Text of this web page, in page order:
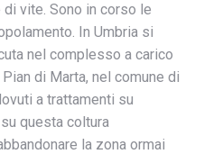
vite. Sono in corso le
In Umbria si
nel complesso a carico
di Marta, nel comune di
a trattamenti su
questa coltura
la zona ormai